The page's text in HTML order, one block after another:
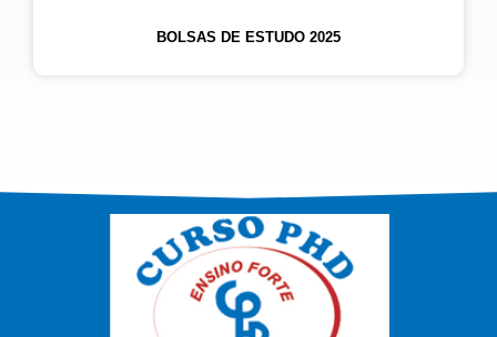
BOLSAS DE ESTUDO 2025